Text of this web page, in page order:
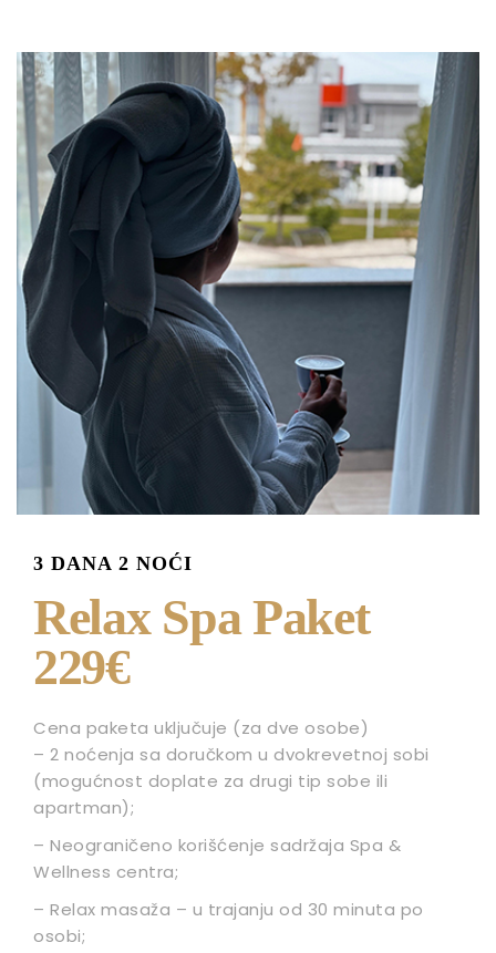
3 DANA 2 NOĆI
Relax Spa Paket
229€
Cena paketa uključuje (za dve osobe)
– 2 noćenja sa doručkom u dvokrevetnoj sobi
(mogućnost doplate za drugi tip sobe ili
apartman);
– Neograničeno korišćenje sadržaja Spa &
Wellness centra;
– Relax masaža – u trajanju od 30 minuta po
osobi;